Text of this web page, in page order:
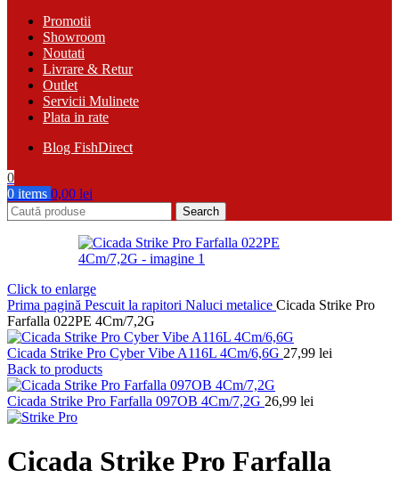
Promotii
Showroom
Noutati
Livrare & Retur
Outlet
Servicii Mulinete
Plata in rate
Blog FishDirect
0
0 items 0,00 lei
Search
Click to enlarge
Prima pagină Pescuit la rapitori Naluci metalice Cicada Strike Pro
Farfalla 022PE 4Cm/7,2G
Cicada Strike Pro Cyber Vibe A116L 4Cm/6,6G 27,99 lei
Back to products
Cicada Strike Pro Farfalla 097OB 4Cm/7,2G 26,99 lei
Cicada Strike Pro Farfalla